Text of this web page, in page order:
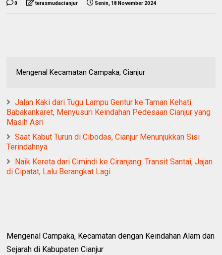
0 terasmudacianjur Senin, 18 November 2024
Mengenal Kecamatan Campaka, Cianjur
Jalan Kaki dari Tugu Lampu Gentur ke Taman Kehati
Babakankaret, Menyusuri Keindahan Pedesaan Cianjur yang
Masih Asri
Saat Kabut Turun di Cibodas, Cianjur Menunjukkan Sisi
Terindahnya
Naik Kereta dari Cimindi ke Ciranjang: Transit Santai, Jajan
di Cipatat, Lalu Berangkat Lagi
Mengenal Campaka, Kecamatan dengan Keindahan Alam dan
Sejarah di Kabupaten Cianjur